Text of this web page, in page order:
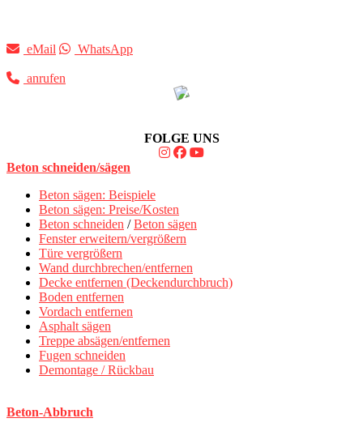
eMail WhatsApp
anrufen
FOLGE UNS
Beton schneiden/sägen
Beton sägen: Beispiele
Beton sägen: Preise/Kosten
Beton schneiden /Beton sägen
Fenster erweitern/vergrößern
Türe vergrößern
Wand durchbrechen/entfernen
Decke entfernen (Deckendurchbruch)
Boden entfernen
Vordach entfernen
Asphalt sägen
Treppe absägen/entfernen
Fugen schneiden
Demontage / Rückbau
Beton-Abbruch